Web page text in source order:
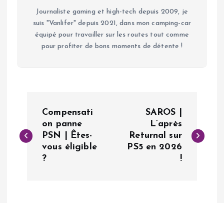
Journaliste gaming et high-tech depuis 2009, je
suis "Vanlifer" depuis 2021, dans mon camping-car
équipé pour travailler sur les routes tout comme
pour profiter de bons moments de détente !
a
Compensati
on panne
PSN | Êtes-
vous éligible
?
SAROS |
L’après
Returnal sur
PS5 en 2026
!